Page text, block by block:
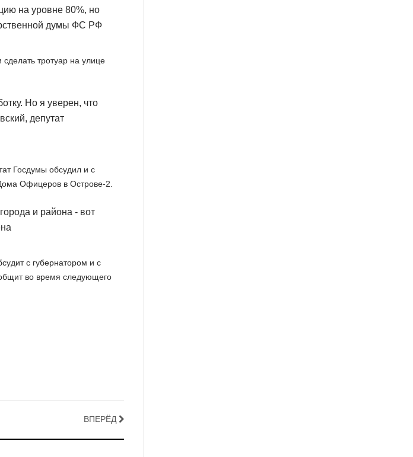
на уровне 80%, но
думы ФС РФ
тротуар на улице
Но я уверен, что
депутат
Госдумы обсудил и с
Офицеров в Острове-2.
и района - вот
с губернатором и с
во время следующего
ВПЕРЁД